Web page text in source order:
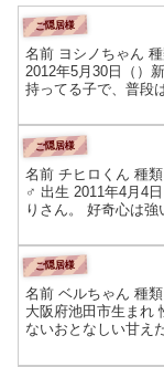
ご隠居様
名前 ヨシノちゃん
2012年5月30日（）
持ってる子で、普段
ご隠居様
名前 チヒロくん 種
♂ 出生 2011年4月4
りさん。 好奇心は強
ご隠居様
名前 ベルちゃん 種
大阪府池田市生まれ
ないおとなしい甘え